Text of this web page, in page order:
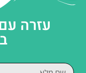
עזרה